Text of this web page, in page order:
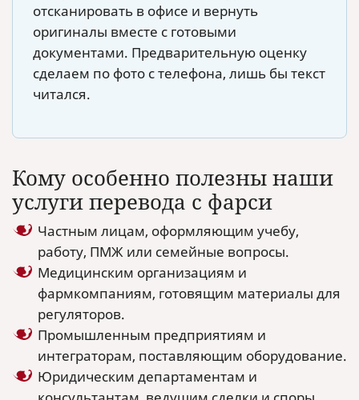
отсканировать в офисе и вернуть
оригиналы вместе с готовыми
документами. Предварительную оценку
сделаем по фото с телефона, лишь бы текст
читался.
Кому особенно полезны наши
услуги перевода с фарси
Частным лицам, оформляющим учебу,
работу, ПМЖ или семейные вопросы.
Медицинским организациям и
фармкомпаниям, готовящим материалы для
регуляторов.
Промышленным предприятиям и
интеграторам, поставляющим оборудование.
Юридическим департаментам и